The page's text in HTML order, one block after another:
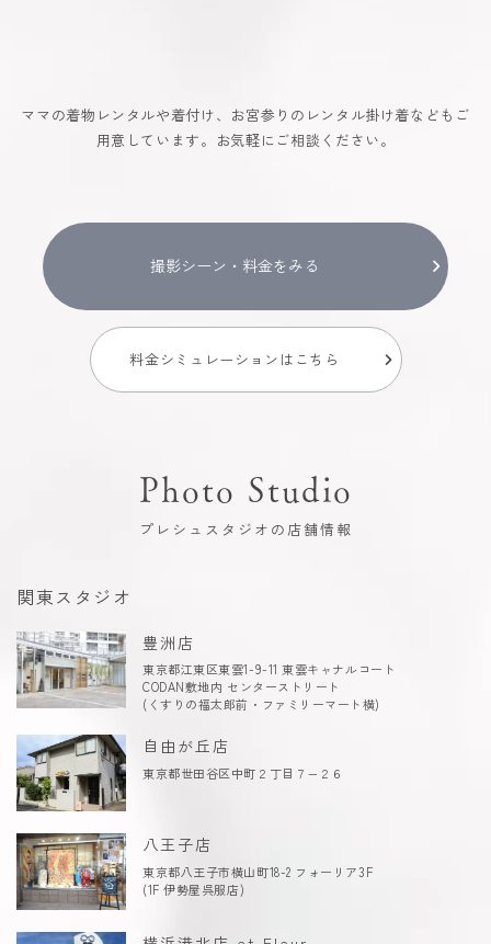
ママの着物レンタルや着付け、お宮参りのレンタル掛け着などもご
用意しています。お気軽にご相談ください。
撮影シーン・料金をみる
料金シミュレーションはこちら
Photo Studio
プレシュスタジオの店舗情報
関東スタジオ
豊洲店
東京都江東区東雲1-9-11 東雲キャナルコート
CODAN敷地内 センターストリート
(くすりの福太郎前・ファミリーマート横)
自由が丘店
東京都世田谷区中町２丁目７−２６
八王子店
東京都八王子市横山町18-2 フォーリア3F
(1F 伊勢屋呉服店)